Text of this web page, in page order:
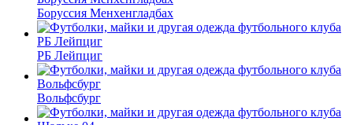
Боруссия Менхенгладбах
РБ Лейпциг
Вольфсбург